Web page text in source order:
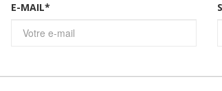
E-MAIL*